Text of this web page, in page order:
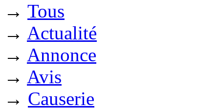
→ Tous
→ Actualité
→ Annonce
→ Avis
→ Causerie